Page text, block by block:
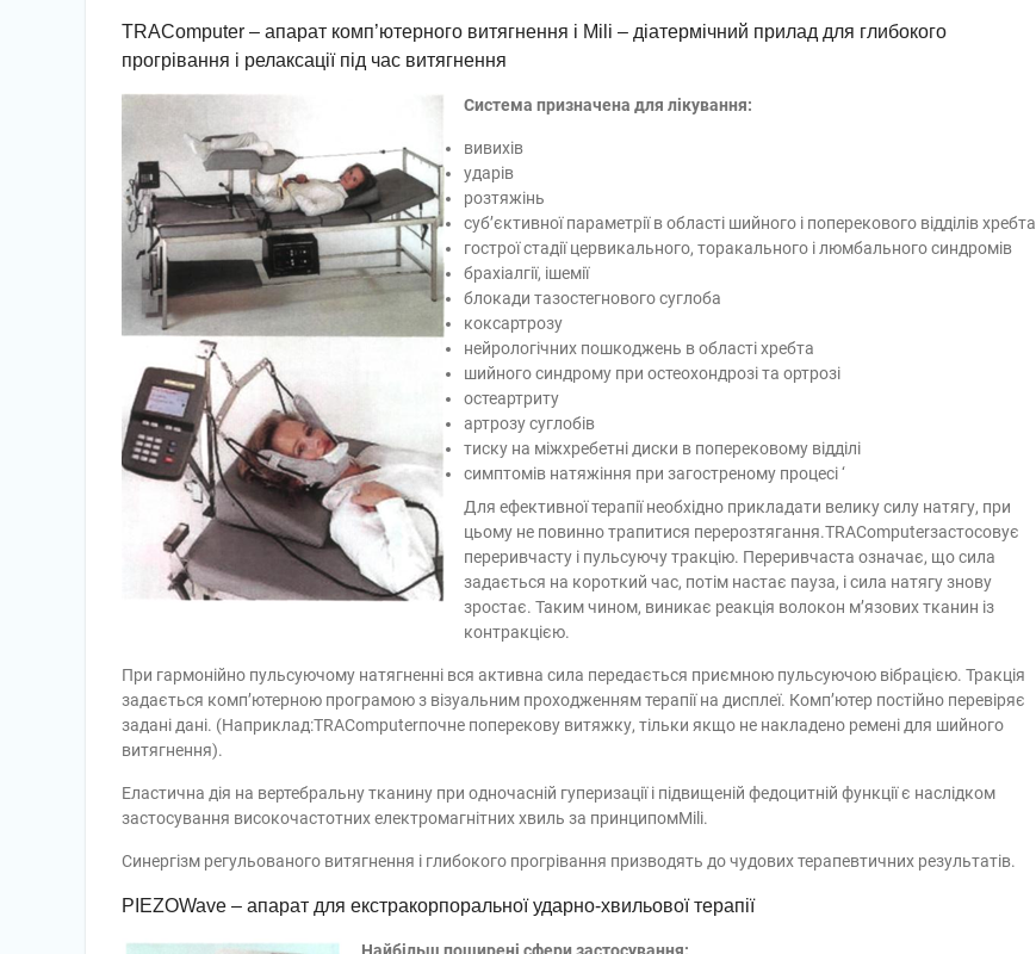
TRAComputer – апарат комп’ютерного витягнення і Mili – діатермічний прилад для глибокого
прогрівання і релаксації під час витягнення
Система призначена для лікування:
вивихів
ударів
розтяжінь
суб’єктивної параметрії в області шийного і поперекового відділів хребта
гострої стадії цервикального, торакального і люмбального синдромів
брахіалгії, ішемії
блокади тазостегнового суглоба
коксартрозу
нейрологічних пошкоджень в області хребта
шийного синдрому при остеохондрозі та ортрозі
остеартриту
артрозу суглобів
тиску на міжхребетні диски в поперековому відділі
симптомів натяжіння при загостреному процесі ‘
Для ефективної терапії необхідно прикладати велику силу натягу, при
цьому не повинно трапитися перерозтягання.TRAComputerзастосовує
переривчасту і пульсуючу тракцію. Переривчаста означає, що сила
задається на короткий час, потім настає пауза, і сила натягу знову
зростає. Таким чином, виникає реакція волокон м’язових тканин із
контракцією.
При гармонійно пульсуючому натягненні вся активна сила передається приємною пульсуючою вібрацією. Тракція
задається комп’ютерною програмою з візуальним проходженням терапії на дисплеї. Комп’ютер постійно перевіряє
задані дані. (Наприклад:TRAComputerпочне поперекову витяжку, тільки якщо не накладено ремені для шийного
витягнення).
Еластична дія на вертебральну тканину при одночасній гуперизації і підвищеній федоцитній функції є наслідком
застосування високочастотних електромагнітних хвиль за принципомMili.
Синергізм регульованого витягнення і глибокого прогрівання призводять до чудових терапевтичних результатів.
PIEZOWave – апарат для екстракорпоральної ударно-хвильової терапії